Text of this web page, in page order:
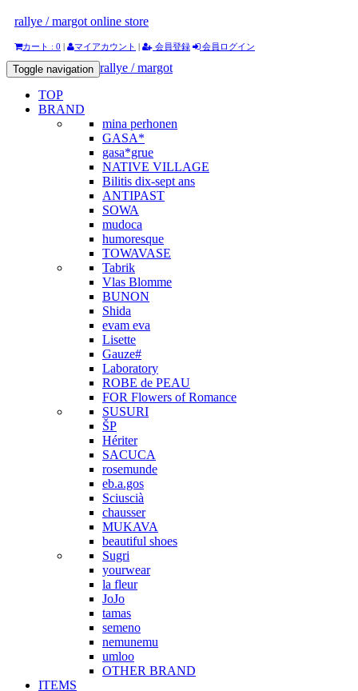
rallye / margot online store
カート : 0 | マイアカウント | 会員登録 会員ログイン
rallye / margot
Toggle navigation
TOP
BRAND
mina perhonen
GASA*
gasa*grue
NATIVE VILLAGE
Bilitis dix-sept ans
ANTIPAST
SOWA
mudoca
humoresque
TOWAVASE
Tabrik
Vlas Blomme
BUNON
Shida
evam eva
Lisette
Gauze#
Laboratory
ROBE de PEAU
FOR Flowers of Romance
SUSURI
ŠP
Hériter
SACUCA
rosemunde
eb.a.gos
Sciuscià
chausser
MUKAVA
beautiful shoes
Sugri
yourwear
la fleur
JoJo
tamas
semeno
nemunemu
umloo
OTHER BRAND
ITEMS